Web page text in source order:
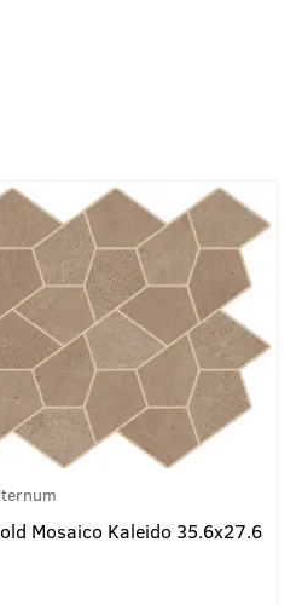
Mosaico Kaleido 35.6x27.6